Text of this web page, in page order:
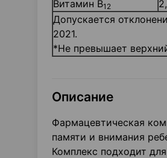
Витамин В12
Допускается
2021.
*Не превышает
Описание
Фармацевтическая
памяти и внимания
Комплекс подходит